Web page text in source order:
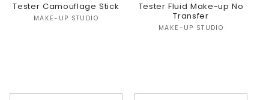
Tester Camouflage Stick
Verkoper:
MAKE-UP STUDIO
Tester Fluid Make-up No
Transfer
Verkoper:
MAKE-UP STUDIO